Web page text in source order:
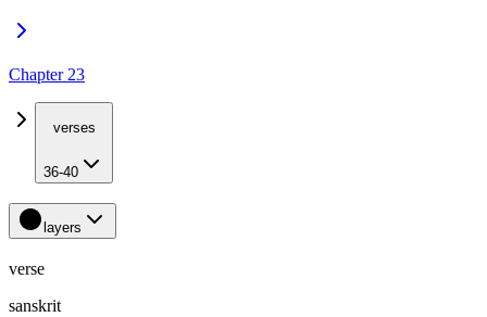
Chapter 23
verses
36-40
layers
verse
sanskrit